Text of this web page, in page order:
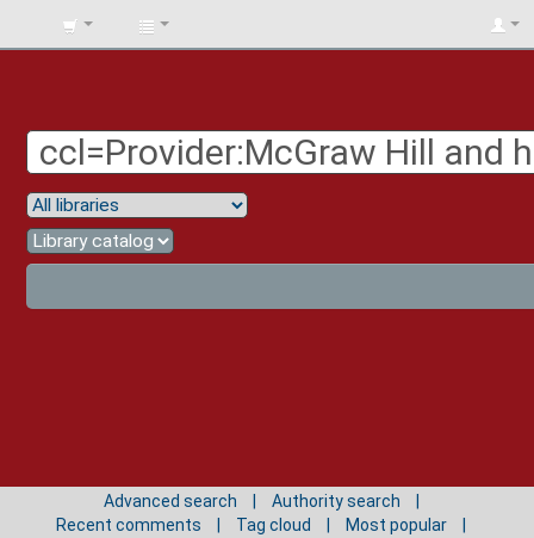
BIBLIOTECA
Advanced search
Authority search
Recent comments
Tag cloud
Most popular